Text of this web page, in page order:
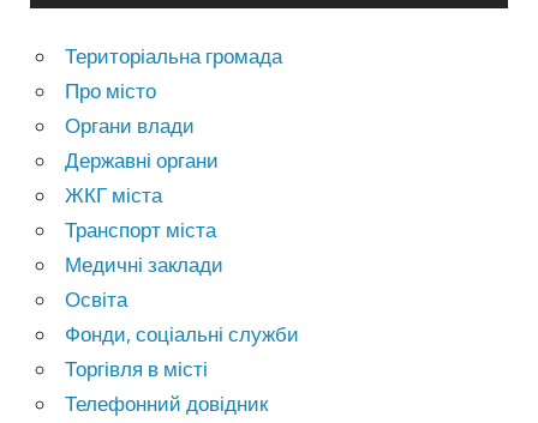
Територіальна громада
Про місто
Органи влади
Державні органи
ЖКГ міста
Транспорт міста
Медичні заклади
Освіта
Фонди, соціальні служби
Торгівля в місті
Телефонний довідник